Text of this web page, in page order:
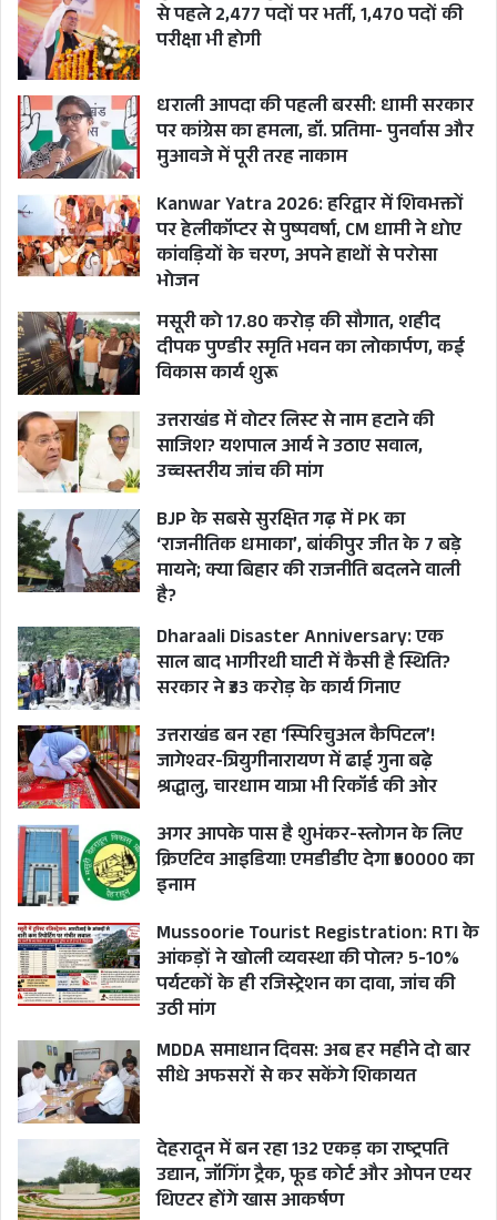
वर्ग के कुछ तबक़ों में इसका विरोध हुआ लेकिन महिलाओं
ने इस कानून को अपना समर्थन दिखाया।
जब मोदी ने धारा 370 खत्म
कर जम्मू कश्मीर को दो
हिस्सों में बांट दिया
चुनाव दर चुनाव जनसंघ से लेकर भाजपा अनुच्छेद 370
जिसे प्रचलित तौर पर जम्मू कश्मीर से धारा 370 कहा
जाता है, हटाने का वादा दोहराती रही। यह अलग बात है
कि गैर भाजपाई राजनीतिक ताक़तों ने इसे कभी
भावनात्मक चुनावी मुद्दे, जिसके जरिए भाजपा देशभर में
बहुसंख्यक वोटों को अपने पक्ष में लामबंद करने की
कोशिश करती रही, से अधिक अहमियत नहीं दी थी।
शायद यह विपक्षी राजनीतिक ताक़तों की बड़ी भूल साबित
आजादी के बाद से मिले विशेष राज्य का दर्जा समाप्त करते
हुए जम्मू कश्मीर से धारा 370 हटा दी और राज्य को दो
केन्द्र शासित लद्दाख और जम्मू कश्मीर में विभाजित कर
दिया। इस मुद्दे पर चुनावी वादे के प्रति अपने पॉलिटिकल
कमिटमेंट को साबित कर प्रधानमंत्री मोदी ने बहुत बड़ा
संदेश दिया और इसने मोदी के मुरीदोें की तादाद कई गुना
बढ़ा दी। हालाँकि इसके बाद से भारत के संबंधी न
पाकिस्तान के साथ सहज रहे और न ही चीन के साथ।
जब मोदी ने CAA NRC
कानून बनाया और शाहीन
बाग विरोध का केन्द्र बन
गया
से पहले 2,477 पदों पर भर्ती, 1,470 पदों की
परीक्षा भी होगी
धराली आपदा की पहली बरसी: धामी सरकार
पर कांग्रेस का हमला, डॉ. प्रतिमा- पुनर्वास और
मुआवजे में पूरी तरह नाकाम
Kanwar Yatra 2026: हरिद्वार में शिवभक्तों
पर हेलीकॉप्टर से पुष्पवर्षा, CM धामी ने धोए
कांवड़ियों के चरण, अपने हाथों से परोसा
भोजन
मसूरी को 17.80 करोड़ की सौगात, शहीद
दीपक पुण्डीर स्मृति भवन का लोकार्पण, कई
विकास कार्य शुरू
उत्तराखंड में वोटर लिस्ट से नाम हटाने की
साजिश? यशपाल आर्य ने उठाए सवाल,
उच्चस्तरीय जांच की मांग
BJP के सबसे सुरक्षित गढ़ में PK का
‘राजनीतिक धमाका’, बांकीपुर जीत के 7 बड़े
मायने; क्या बिहार की राजनीति बदलने वाली
है?
Dharaali Disaster Anniversary: एक
साल बाद भागीरथी घाटी में कैसी है स्थिति?
सरकार ने ₹33 करोड़ के कार्य गिनाए
उत्तराखंड बन रहा ‘स्पिरिचुअल कैपिटल’!
जागेश्वर-त्रियुगीनारायण में ढाई गुना बढ़े
श्रद्धालु, चारधाम यात्रा भी रिकॉर्ड की ओर
अगर आपके पास है शुभंकर-स्लोगन के लिए
क्रिएटिव आइडिया! एमडीडीए देगा ₹50000 का
इनाम
Mussoorie Tourist Registration: RTI के
आंकड़ों ने खोली व्यवस्था की पोल? 5-10%
पर्यटकों के ही रजिस्ट्रेशन का दावा, जांच की
उठी मांग
MDDA समाधान दिवस: अब हर महीने दो बार
सीधे अफसरों से कर सकेंगे शिकायत
देहरादून में बन रहा 132 एकड़ का राष्ट्रपति
उद्यान, जॉगिंग ट्रैक, फूड कोर्ट और ओपन एयर
थिएटर होंगे खास आकर्षण